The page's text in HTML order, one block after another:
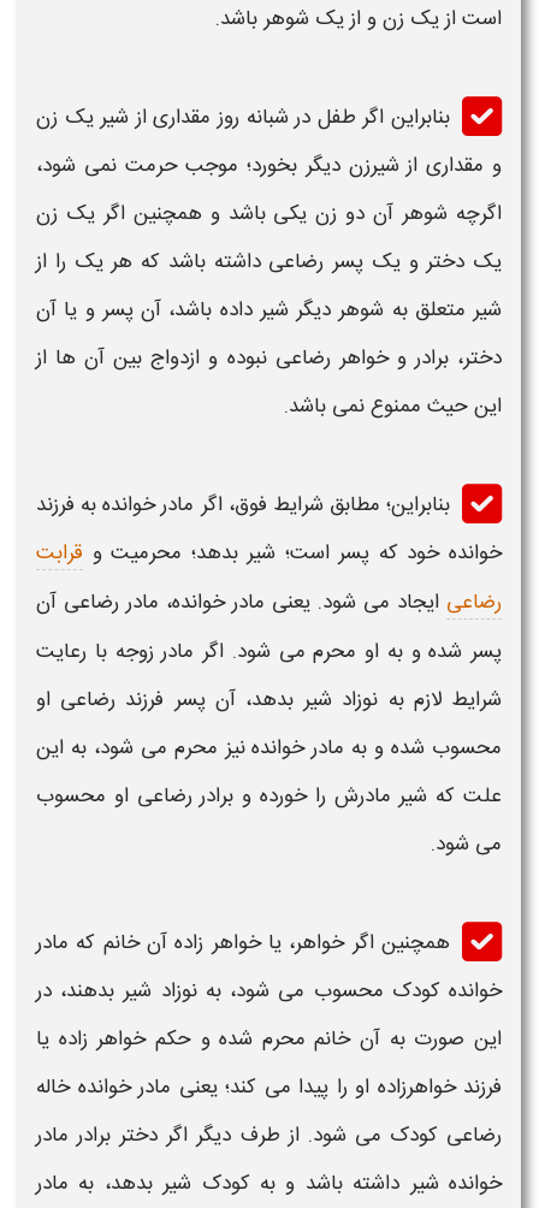
است از یک زن و از یک شوهر باشد.
بنابراین اگر طفل در شبانه روز مقداری از شیر یک زن
و مقداری از شیر‌زن دیگر بخورد؛ موجب حرمت نمی‌ شود،
اگرچه شوهر آن دو زن یکی باشد و همچنین اگر یک زن
یک دختر و یک پسر رضاعی داشته باشد که هر یک‌ را از
شیر متعلق به شوهر دیگر شیر داده باشد، آن پسر و یا آن
دختر، برادر و خواهر رضاعی نبوده و ازدواج بین آن‌ ها از
این حیث ممنوع نمی‌ باشد.
بنابراین؛ مطابق شرایط فوق، اگر مادر خواندهبه فرزند
خواندهخود که پسر است؛ شیر بدهد؛ محرمیتو قرابت
رضاعی ایجاد می شود. یعنی مادرخوانده، مادر رضاعی آن
پسر شده و به او محرم می شود. اگر مادر زوجه با رعایت
شرایط لازم به نوزاد شیر بدهد، آن پسر فرزند رضاعی او
محسوب شده و به مادر خواندهنیز محرم می شود، به این
علت که شیر مادرش را خورده و برادر رضاعى او محسوب
می شود.
همچنین اگر خواهر، یا خواهر زاده آن خانم که مادر
خوانده کودک محسوب می شود، به نوزاد شیر بدهند، در
این صورت به آن خانم محرم شده و حکم خواهر زاده یا
فرزندخواهرزاده او را پیدا می کند؛ یعنی مادرخواندهخاله
رضاعی کودک می شود. از طرف دیگر اگر دختر برادر مادر
خوانده شیر داشته باشد و به کودک شیر بدهد، به مادر